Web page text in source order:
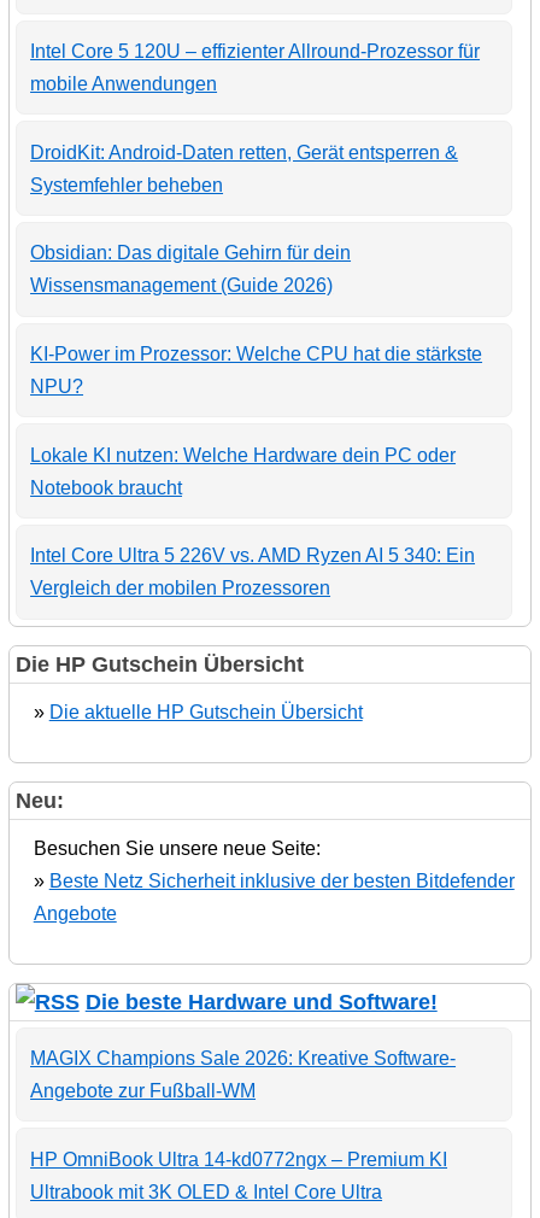
Intel Core 5 120U – effizienter Allround-Prozessor für
mobile Anwendungen
DroidKit: Android-Daten retten, Gerät entsperren &
Systemfehler beheben
Obsidian: Das digitale Gehirn für dein
Wissensmanagement (Guide 2026)
KI-Power im Prozessor: Welche CPU hat die stärkste
NPU?
Lokale KI nutzen: Welche Hardware dein PC oder
Notebook braucht
Intel Core Ultra 5 226V vs. AMD Ryzen AI 5 340: Ein
Vergleich der mobilen Prozessoren
Die HP Gutschein Übersicht
» Die aktuelle HP Gutschein Übersicht
Neu:
Besuchen Sie unsere neue Seite:
» Beste Netz Sicherheit inklusive der besten Bitdefender
Angebote
Die beste Hardware und Software!
MAGIX Champions Sale 2026: Kreative Software-
Angebote zur Fußball-WM
HP OmniBook Ultra 14-kd0772ngx – Premium KI
Ultrabook mit 3K OLED & Intel Core Ultra